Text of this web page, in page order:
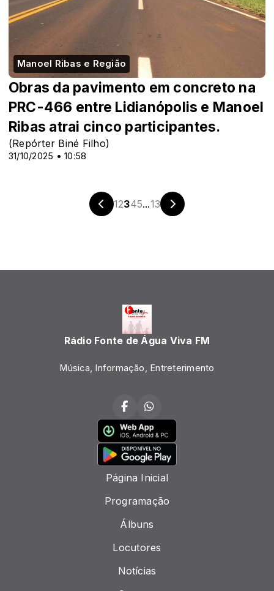
Manoel Ribas e Região
31/10/2025 • 10:58
Obras da pavimento em concreto na
PRC-466 entre Lidianópolis e Manoel
Ribas atrai cinco participantes.
(Repórter Biné Filho)
12345...13
Rádio Fonte de Água Viva FM
Música, Informação, Entreterimento
Página Inicial
Programação
Álbuns
Locutores
Notícias